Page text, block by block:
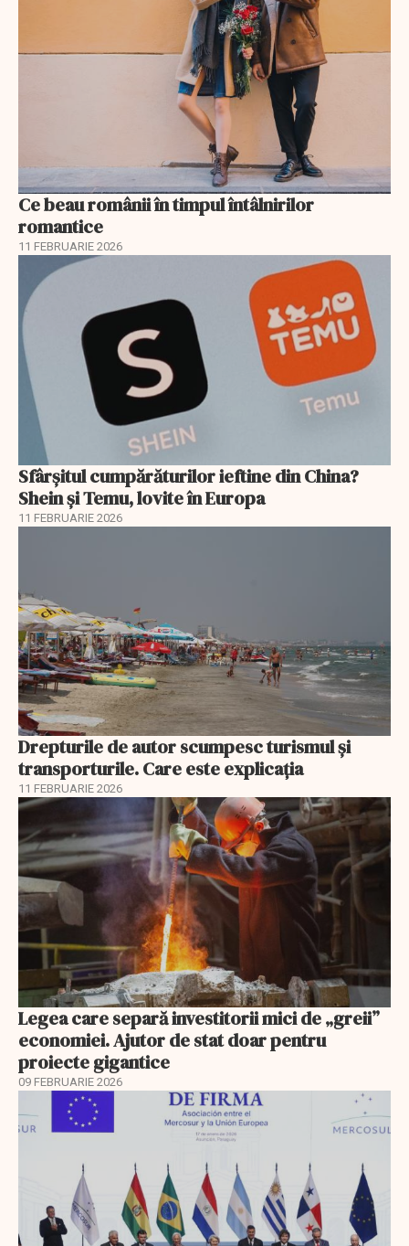
Ce beau românii în timpul întâlnirilor
romantice
11 FEBRUARIE 2026
Sfârșitul cumpărăturilor ieftine din China?
Shein și Temu, lovite în Europa
11 FEBRUARIE 2026
Drepturile de autor scumpesc turismul și
transporturile. Care este explicația
11 FEBRUARIE 2026
Legea care separă investitorii mici de „greii”
economiei. Ajutor de stat doar pentru
proiecte gigantice
09 FEBRUARIE 2026